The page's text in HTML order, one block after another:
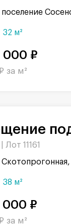
поселение
32 м²
000 ₽
за м²
Лот 11161
Скотопрогонная,
38 м²
000 ₽
за м²